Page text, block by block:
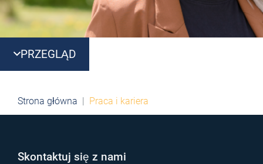
PRZEGLĄD
Strona główna Praca i kariera
Skontaktuj się z nami